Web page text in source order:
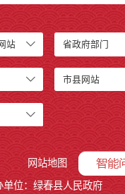
站 省政府部门
市县网站
网站地图
单位：绿春县人民政府